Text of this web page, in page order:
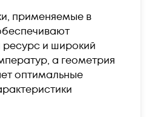
применяемые в
ресурс и широкий
а геометрия
оптимальные